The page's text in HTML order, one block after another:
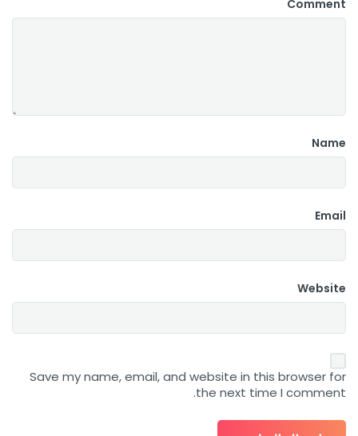
Comment
Name
Email
Website
Save my name, email, and website in this browser for
the next time I comment.